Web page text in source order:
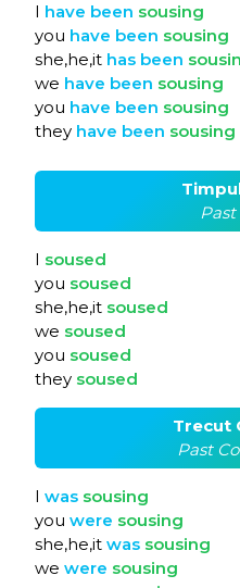
I have been sousing
you have been sousing
she,he,it has been
we have been sousing
you have been sousing
they have been sousing
Past
I soused
you soused
she,he,it soused
we soused
you soused
they soused
Trecut
Past
I was sousing
you were sousing
she,he,it was sousing
we were sousing